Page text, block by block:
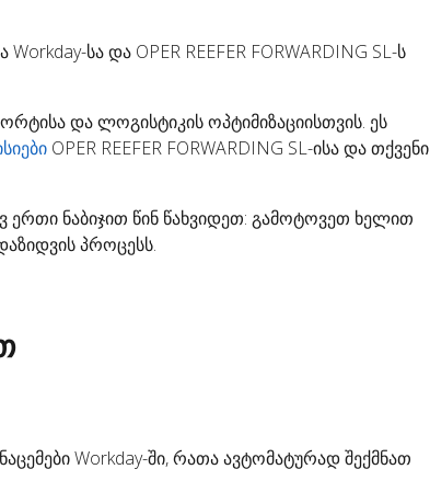
სა და OPER REEFER FORWARDING SL-ს
და ლოგისტიკის ოპტიმიზაციისთვის. ეს
OPER REEFER FORWARDING SL-ისა და თქვენი
ერთი ნაბიჯით წინ წახვიდეთ: გამოტოვეთ ხელით
პროცესს.
Workday-ში, რათა ავტომატურადშექმნათ